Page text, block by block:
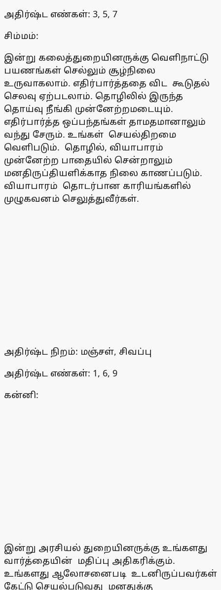
அதிர்ஷ்ட எண்கள்: 3, 5, 7
சிம்மம்:
இன்று கலைத்துறையினருக்கு வெளிநாட்டு
பயணங்கள் செல்லும் சூழ்நிலை
உருவாகலாம். எதிர்பார்த்ததை விட கூடுதல்
செலவு ஏற்படலாம். தொழிலில் இருந்த
தொய்வு நீங்கி முன்னேற்றமடையும்.
எதிர்பார்த்த ஒப்பந்தங்கள் தாமதமானாலும்
வந்து சேரும். உங்கள் செயல்திறமை
வெளிபடும். தொழில், வியாபாரம்
முன்னேற்ற பாதையில் சென்றாலும்
மனதிருப்தியளிக்காத நிலை காணப்படும்.
வியாபாரம் தொடர்பான காரியங்களில்
முழுகவனம் செலுத்துவீர்கள்.
அதிர்ஷ்ட நிறம்: மஞ்சள், சிவப்பு
அதிர்ஷ்ட எண்கள்: 1, 6, 9
கன்னி:
இன்று அரசியல் துறையினருக்கு உங்களது
வார்த்தையின் மதிப்பு அதிகரிக்கும்.
உங்களது ஆலோசனைபடி உடனிருப்பவர்கள்
கேட்டு செயல்படுவது மனதுக்கு